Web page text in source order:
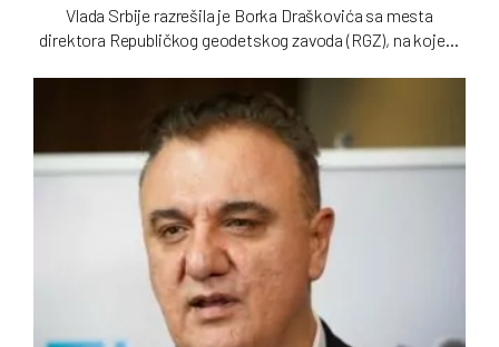
Vlada Srbije razrešila je Borka Draškovića sa mesta
direktora Republičkog geodetskog zavoda (RGZ), na kojem